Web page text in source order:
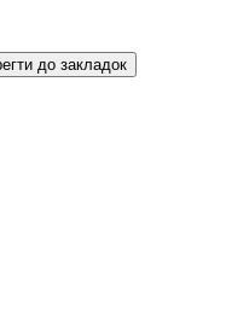
до закладок